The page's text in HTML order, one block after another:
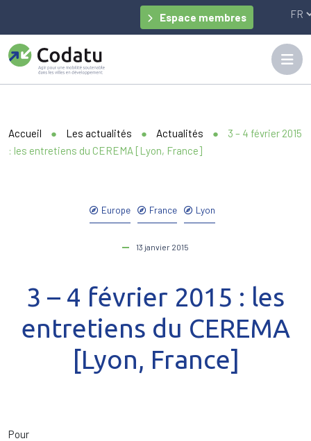
Espace membres
Accueil ● Les actualités ● Actualités ●
3 – 4 février 2015
: les entretiens du CEREMA [Lyon, France]
Europe France Lyon
13 janvier 2015
3 – 4 février 2015 : les
entretiens du CEREMA
[Lyon, France]
Pour
Panneau de gestion des cookies